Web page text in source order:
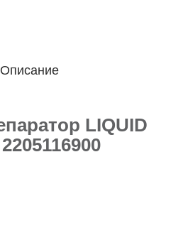
Описание
LIQUID